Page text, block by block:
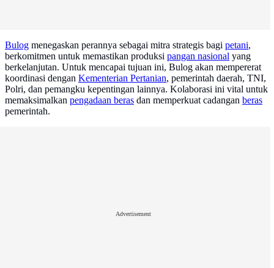
Bulog menegaskan perannya sebagai mitra strategis bagi petani,
berkomitmen untuk memastikan produksi pangan nasional yang
berkelanjutan. Untuk mencapai tujuan ini, Bulog akan mempererat
koordinasi dengan Kementerian Pertanian, pemerintah daerah, TNI,
Polri, dan pemangku kepentingan lainnya. Kolaborasi ini vital untuk
memaksimalkan pengadaan beras dan memperkuat cadangan beras
pemerintah.
Advertisement